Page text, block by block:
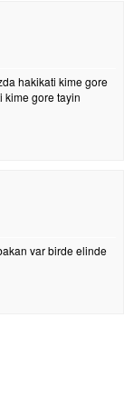
hakikati kime gore
kime gore tayin
var birde elinde